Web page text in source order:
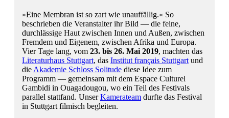
»Eine Membran ist so zart wie unauffällig.« So
beschrieben die Veranstalter ihr Bild — die feine,
durchlässige Haut zwischen Innen und Außen, zwischen
Fremdem und Eigenem, zwischen Afrika und Europa.
Vier Tage lang, vom 23. bis 26. Mai 2019, machten das
Literaturhaus Stuttgart, das Institut français Stuttgart und
die Akademie Schloss Solitude diese Idee zum
Programm — gemeinsam mit dem Espace Culturel
Gambidi in Ouagadougou, wo ein Teil des Festivals
parallel stattfand. UnserKamerateam durfte das Festival
in Stuttgart filmisch begleiten.